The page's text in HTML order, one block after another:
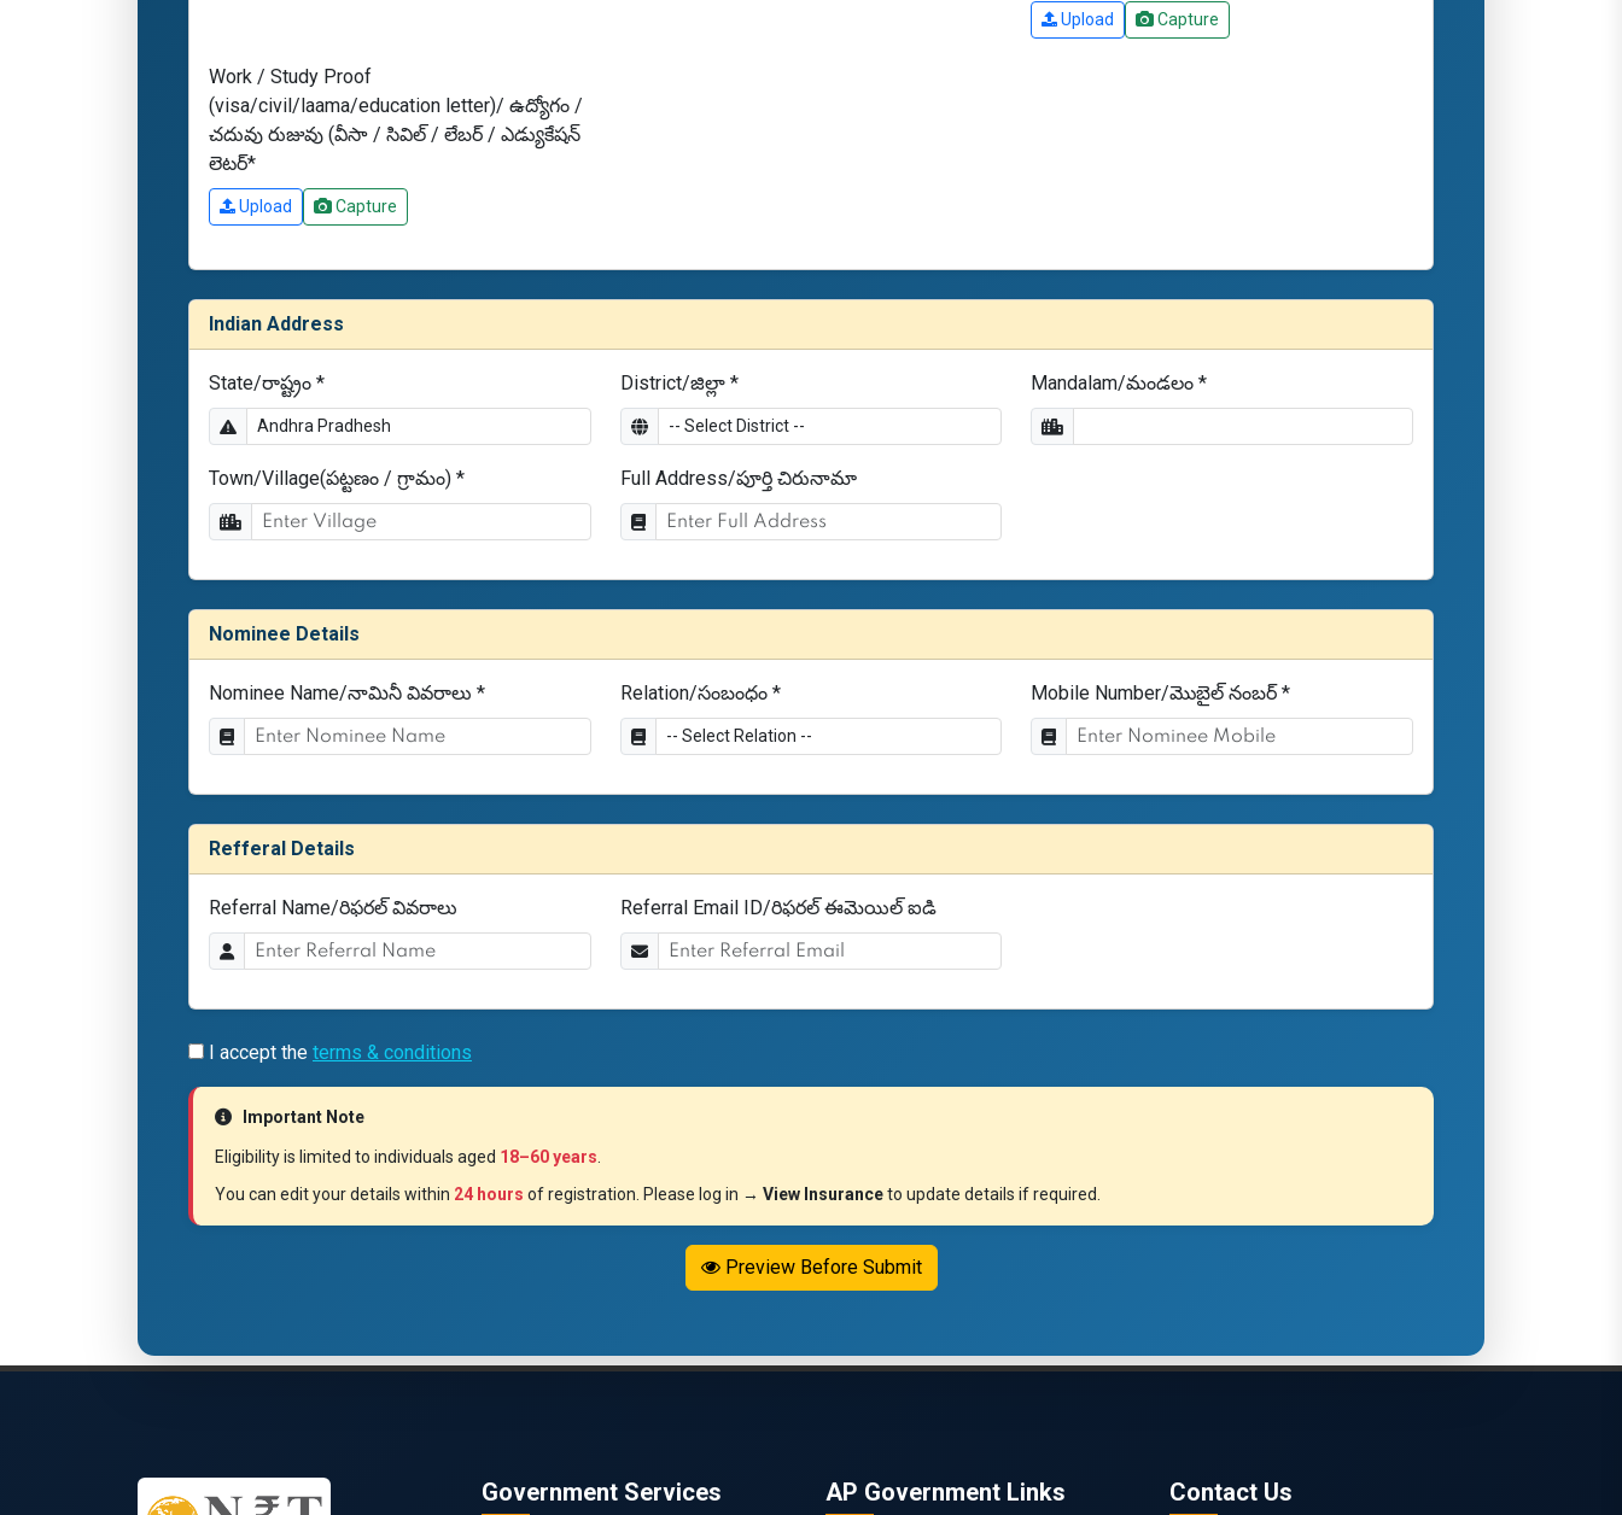
Upload Capture
Work / Study Proof
(visa/civil/laama/education letter)/ ఉద్యోగం /
చదువు రుజువు (వీసా / సివిల్ / లేబర్ / ఎడ్యుకేషన్
లెటర్*
Upload Capture
Indian Address
State/రాష్ట్రం * District/జిల్లా * Mandalam/మండలం *
Town/Village(పట్టణం / గ్రామం) * Full Address/పూర్తి చిరునామా
Nominee Details
Nominee Name/నామినీ వివరాలు * Relation/సంబంధం * Mobile Number/మొబైల్ నంబర్ *
Refferal Details
Referral Name/రిఫరల్ వివరాలు Referral Email ID/రిఫరల్ ఈమెయిల్ ఐడి
I accept the terms & conditions
Important Note
Eligibility is limited to individuals aged 18–60 years
You can edit your details within 24 hours of registration. Please log in → View Insuranceto update details if required.
Preview Before Submit
Government Services AP Government Links Contact Us